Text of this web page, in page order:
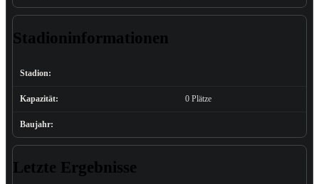
Stadioninformationen
Stadion:
Kapazität: 0 Plätze
Baujahr:
Letzte Ergebnisse